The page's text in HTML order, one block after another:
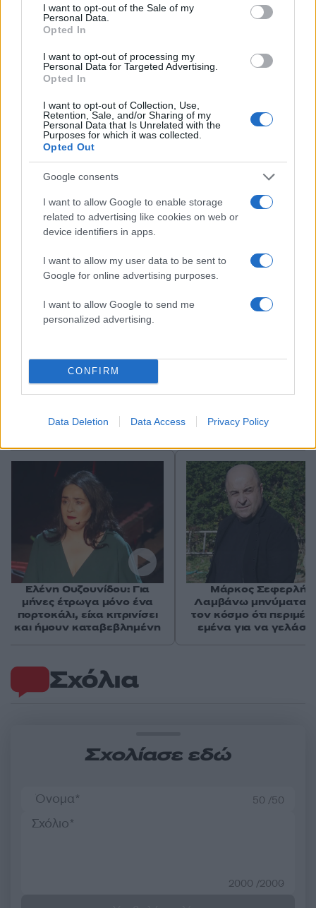
consent section.
I want to opt-out of the Sale of my
Personal Data.
Opted In
I want to opt-out of processing my
Personal Data for Targeted Advertising.
Opted In
I want to opt-out of Collection, Use,
Retention, Sale, and/or Sharing of my
Personal Data that Is Unrelated with the
Purposes for which it was collected.
Opted Out
Google consents
I want to allow Google to enable storage
related to advertising like cookies on web or
device identifiers in apps.
I want to allow my user data to be sent to
Google for online advertising purposes.
I want to allow Google to send me
personalized advertising.
CONFIRM
Data Deletion Data Access Privacy Policy
«Τώρα την Κυριακή δε θα δουλέψω, θα είμαι με
τα παιδιά μου ο,τι και να γίνει. Εκτός κι αν είναι κάτι
πολύ σημαντικό και σοβαρό αλλά και πάλι θα το
μετακινήσω. Δε θέλω να χάνω αυτό με τα παιδιά
μου. Όταν είσαι καλά στο σπίτι σου, το σπίτι
κάπως σε τραβάει και φεύγεις από τη δουλειά»
είπε καταληκτικά ο Λευτέρης Σουλτάτος.
ΔΙΑΦΗΜΙΣΗ
Σχόλια
Σχολίασε εδώ
50 /50
2000 /2000
Ελένη Ουζουνίδου: Για
μήνες έτρωγα μόνο ένα
πορτοκάλι, είχα κιτρινίσει
και ήμουν καταβεβλημένη
Μάρκος Σεφερλής:
Λαμβάνω μηνύματα
τον κόσμο ότι
εμένα για να